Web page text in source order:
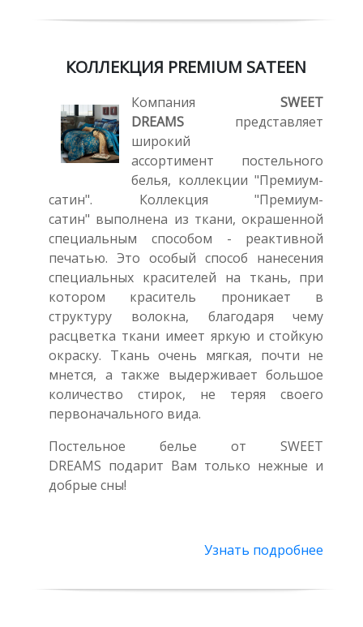
КОЛЛЕКЦИЯ PREMIUM SATEEN
КомпанияSWEET
DREAMSпредставляет
широкий
ассортимент постельного
белья, коллекции "Премиум-
сатин". Коллекция "Премиум-
сатин" выполнена из ткани, окрашенной
специальным способом - реактивной
печатью. Это особый способ нанесения
специальных красителей на ткань, при
котором краситель проникает в
структуру волокна, благодаря чему
расцветка ткани имеет яркую и стойкую
окраску. Ткань очень мягкая, почти не
мнется, а также выдерживает большое
количество стирок, не теряя своего
первоначального вида.
Постельное белье от SWEET
DREAMS подарит Вам только нежные и
добрые сны!
Узнать подробнее